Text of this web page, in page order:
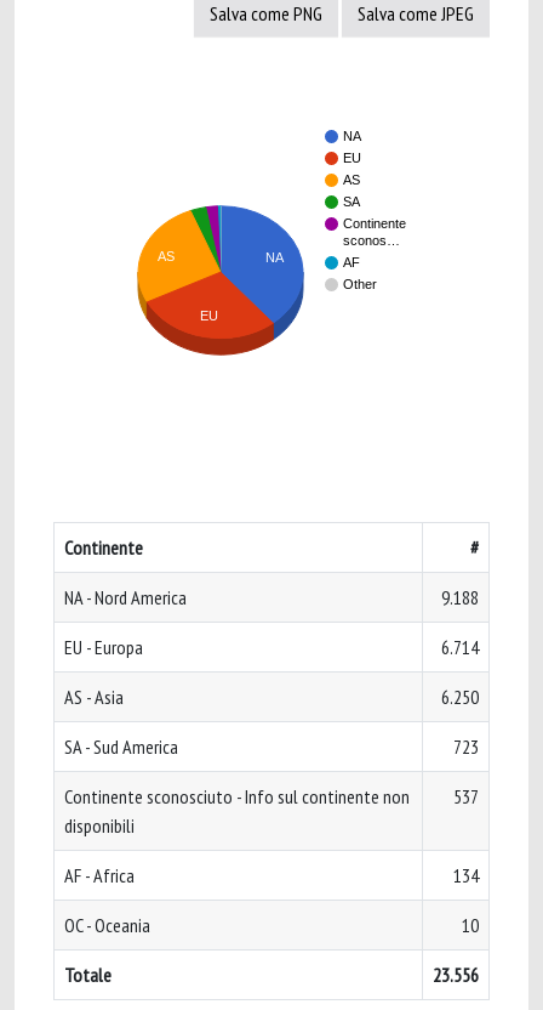
Salva come PNG Salva come JPEG
NA
EU
AS
SA
Continente
sconos…
AF
Other
NA
AS
EU
Continente #
NA - Nord America 9.188
EU - Europa 6.714
AS - Asia 6.250
SA - Sud America 723
Continente sconosciuto - Info sul continente non
disponibili
537
AF - Africa 134
OC - Oceania 10
Totale 23.556